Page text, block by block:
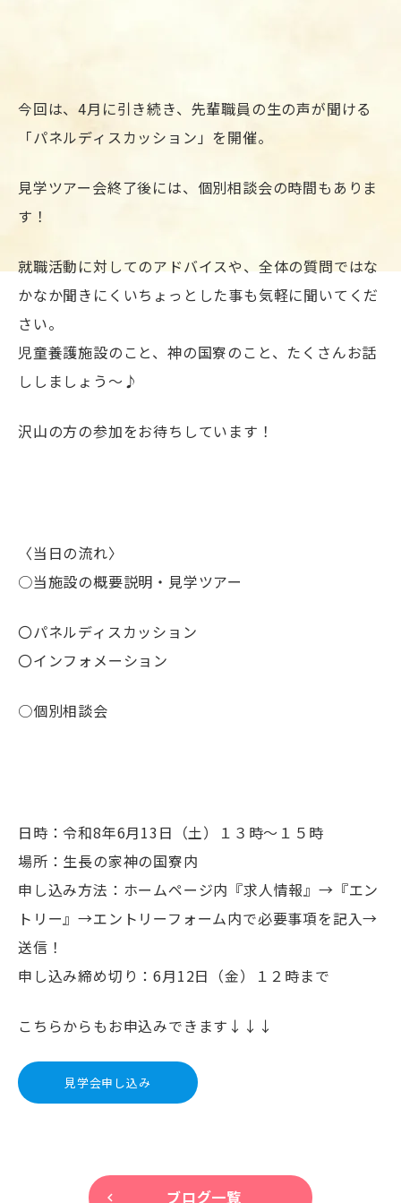
今回は、4月に引き続き、先輩職員の生の声が聞ける
「パネルディスカッション」を開催。
見学ツアー会終了後には、個別相談会の時間もありま
す！
就職活動に対してのアドバイスや、全体の質問ではな
かなか聞きにくいちょっとした事も気軽に聞いてくだ
さい。
児童養護施設のこと、神の国寮のこと、たくさんお話
ししましょう～♪
沢山の方の参加をお待ちしています！
〈当日の流れ〉
○当施設の概要説明・見学ツアー
〇パネルディスカッション
〇インフォメーション
○個別相談会
日時：令和8年6月13日（土）１３時～１５時
場所：生長の家神の国寮内
申し込み方法：ホームページ内『求人情報』→『エン
トリー』→エントリーフォーム内で必要事項を記入→
送信！
申し込み締め切り：6月12日（金）１２時まで
こちらからもお申込みできます↓↓↓
見学会申し込み
keyboard_arrow_left ブログ一覧